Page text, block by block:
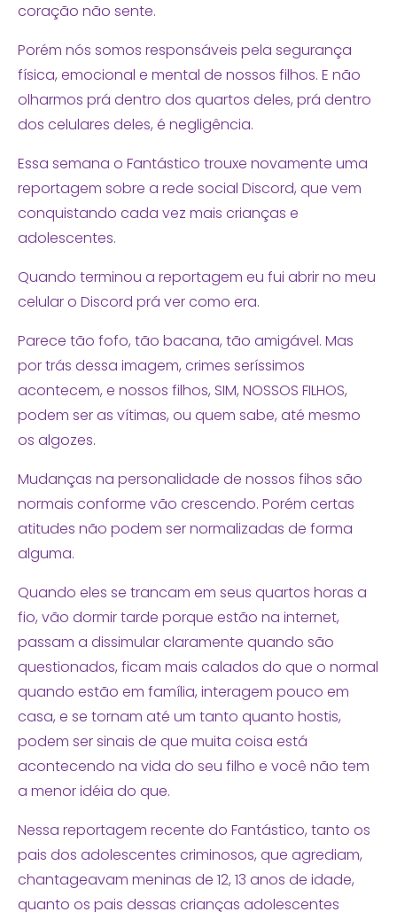
coração não sente.
Porém nós somos responsáveis pela segurança
física, emocional e mental de nossos filhos. E não
olharmos prá dentro dos quartos deles, prá dentro
dos celulares deles, é negligência.
Essa semana o Fantástico trouxe novamente uma
reportagem sobre a rede social Discord, que vem
conquistando cada vez mais crianças e
adolescentes.
Quando terminou a reportagem eu fui abrir no meu
celular o Discord prá ver como era.
Parece tão fofo, tão bacana, tão amigável. Mas
por trás dessa imagem, crimes seríssimos
acontecem, e nossos filhos, SIM, NOSSOS FILHOS,
podem ser as vítimas, ou quem sabe, até mesmo
os algozes.
Mudanças na personalidade de nossos fihos são
normais conforme vão crescendo. Porém certas
atitudes não podem ser normalizadas de forma
alguma.
Quando eles se trancam em seus quartos horas a
fio, vão dormir tarde porque estão na internet,
passam a dissimular claramente quando são
questionados, ficam mais calados do que o normal
quando estão em família, interagem pouco em
casa, e se tornam até um tanto quanto hostis,
podem ser sinais de que muita coisa está
acontecendo na vida do seu filho e você não tem
a menor idéia do que.
Nessa reportagem recente do Fantástico, tanto os
pais dos adolescentes criminosos, que agrediam,
chantageavam meninas de 12, 13 anos de idade,
quanto os pais dessas crianças adolescentes